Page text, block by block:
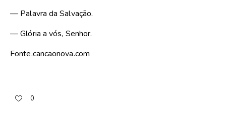
— Palavra da Salvação.
— Glória a vós, Senhor.
Fonte.cancaonova.com
0